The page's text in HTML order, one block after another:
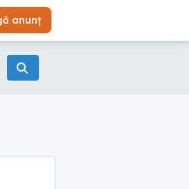
anunț